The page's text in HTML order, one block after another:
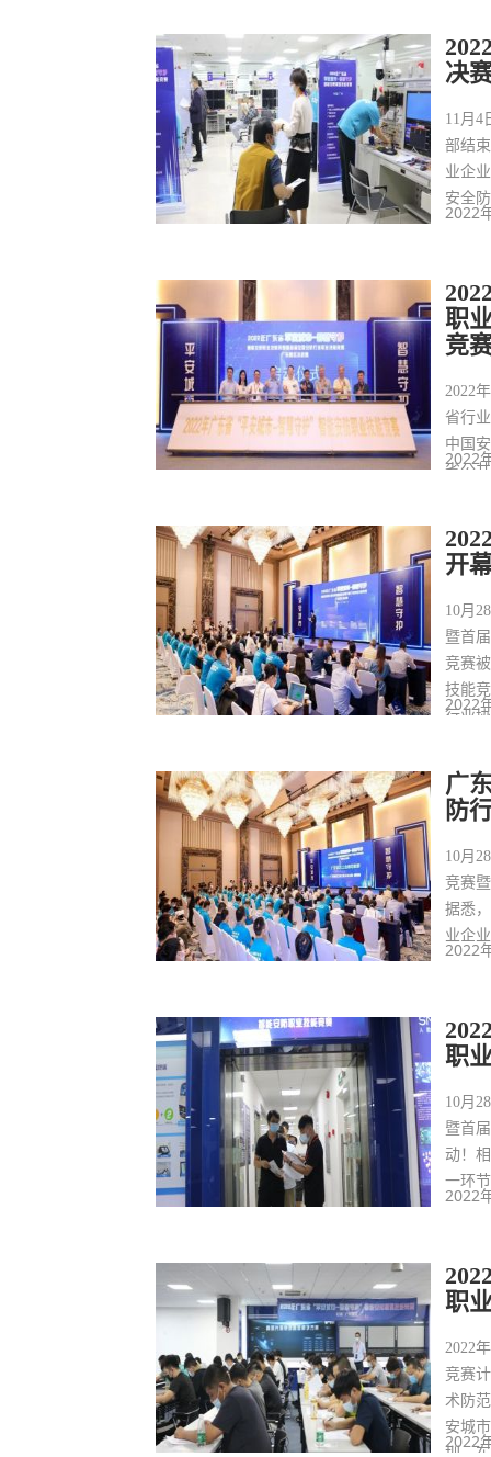
决
11月4
部结
业企
安全
2022
职
竞
2022
省行
中国
省公
2022
开
10月
暨首
竞赛
技能
行业
2022
广
防
10月
竞赛
据悉
业企
2022
职
10月
暨首
动！
一环
2022
职
2022
竞赛
术防
安城
圳、
2022